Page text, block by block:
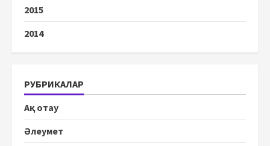
2015
2014
РУБРИКАЛАР
Ақ отау
Әлеумет